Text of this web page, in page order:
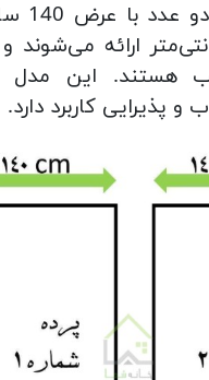
این
280 سانتی‌متر ارائه
هستند. این مدل
پذیرایی کاربرد دارد.